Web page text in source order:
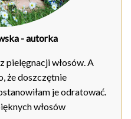
- autorka
pielęgnacji włosów. A
że doszczętnie
je odratować.
włosów